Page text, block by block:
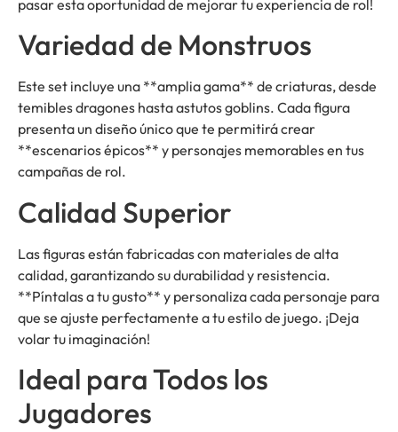
pasar esta oportunidad de mejorar tu experiencia de rol!
Variedad de Monstruos
Este set incluye una **amplia gama** de criaturas, desde
temibles dragones hasta astutos goblins. Cada figura
presenta un diseño único que te permitirá crear
**escenarios épicos** y personajes memorables en tus
campañas de rol.
Calidad Superior
Las figuras están fabricadas con materiales de alta
calidad, garantizando su durabilidad y resistencia.
**Píntalas a tu gusto** y personaliza cada personaje para
que se ajuste perfectamente a tu estilo de juego. ¡Deja
volar tu imaginación!
Ideal para Todos los
Jugadores